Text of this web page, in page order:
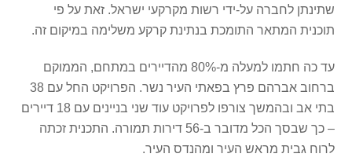
שתינתן לחברה על-ידי רשות מקרקעי ישראל. זאת על פי
תוכנית המתאר התומכת בנתינת קרקע משלימה במיקום זה.
עד כה חתמו למעלה מ-80% מהדיירים במתחם, הממוקם
ברחוב אברהם פרץ בפאתי העיר נשר. הפרויקט החל עם 38
בתי אב ובהמשך צורפו לפרויקט עוד שני בניינים עם 18 דיירים
– כך שבסך הכל מדובר ב-56 דירות תמורה. התכנית זכתה
לרוח גבית מראש העיר ומהנדס העיר.